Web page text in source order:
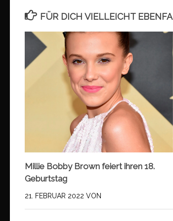
FÜR DICH VIELLEICHT
Millie Bobby Brown feiert ihren 18.
Geburtstag
21. FEBRUAR 2022 VON